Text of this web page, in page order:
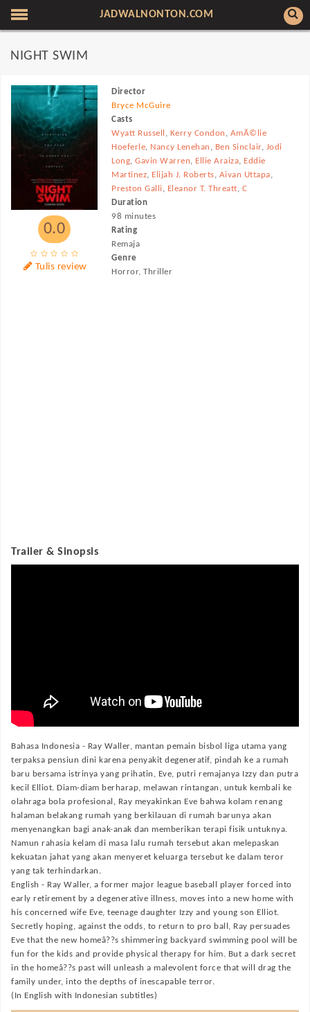
JADWALNONTON.COM
NIGHT SWIM
0.0
Tulis review
Director
Bryce McGuire
Casts
Wyatt Russell , Kerry Condon , AmÃ©lie
Hoeferle, Nancy Lenehan , Ben Sinclair, Jodi
Long,Gavin Warren, Ellie Araiza, Eddie
Martinez, Elijah J. Roberts, Aivan Uttapa,
Preston Galli, Eleanor T. Threatt, C
Duration
98 minutes
Rating
Remaja
Genre
Horror, Thriller
Trailer & Sinopsis
Bahasa Indonesia - Ray Waller, mantan pemain bisbol liga utama yang
terpaksa pensiun dini karena penyakit degeneratif, pindah ke a rumah
baru bersama istrinya yang prihatin, Eve, putri remajanya Izzy dan putra
kecil Elliot. Diam-diam berharap, melawan rintangan, untuk kembali ke
olahraga bola profesional, Ray meyakinkan Eve bahwa kolam renang
halaman belakang rumah yang berkilauan di rumah barunya akan
menyenangkan bagi anak-anak dan memberikan terapi fisik untuknya.
Namun rahasia kelam di masa lalu rumah tersebut akan melepaskan
kekuatan jahat yang akan menyeret keluarga tersebut ke dalam teror
yang tak terhindarkan.
English - Ray Waller, a former major league baseball player forced into
early retirement by a degenerative illness, moves into a new home with
his concerned wife Eve, teenage daughter Izzy and young son Elliot.
Secretly hoping, against the odds, to return to pro ball, Ray persuades
Eve that the new homeâ??s shimmering backyard swimming pool will be
fun for the kids and provide physical therapy for him. But a dark secret
in the homeâ??s past will unleash a malevolent force that will drag the
family under, into the depths of inescapable terror.
(In English with Indonesian subtitles)